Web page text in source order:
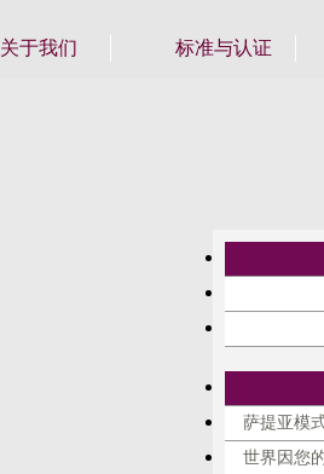
关于我们 标准与认证
萨提亚模
世界因您